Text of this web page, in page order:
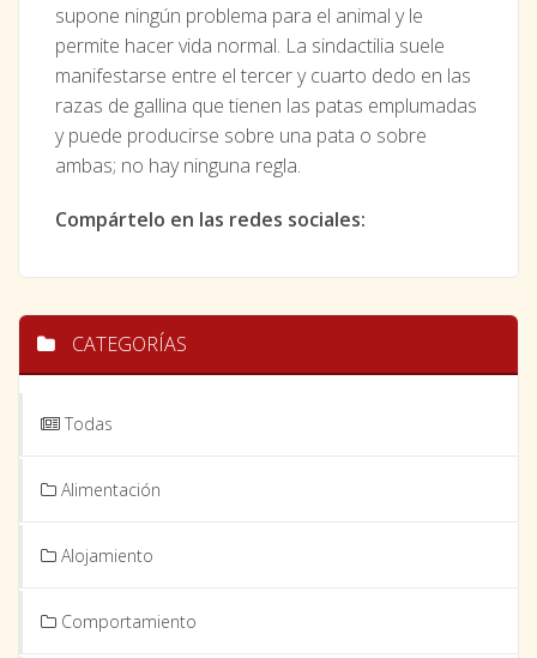
supone ningún problema para el animal y le
permite hacer vida normal. La sindactilia suele
manifestarse entre el tercer y cuarto dedo en las
razas de gallina que tienen las patas emplumadas
y puede producirse sobre una pata o sobre
ambas; no hay ninguna regla.
Compártelo en las redes sociales:
CATEGORÍAS
Todas
Alimentación
Alojamiento
Comportamiento